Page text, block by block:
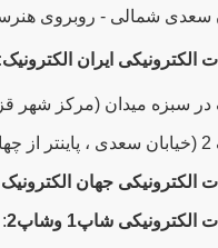
سعدی شمالی - روبروی
الکترونیکی ایران
در سبزه میدان (مرکز
الکترونیکی جهان
شاپ1 وشاپ2